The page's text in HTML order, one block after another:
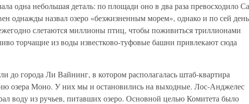
одна небольшая деталь: по площади оно в два раза превосходило
однажды назвал озеро «безжизненным морем», однако и по сей
слетаются миллионы птиц, чтобы поживиться триллионами
торчащие из воды известково-туфовые башни привлекают сюда
до города Ли Вайнинг, в котором располагалась штаб-квартира
озера Моно. У них мы и остановились на выходные. Лос-Анджелес
воду из ручьев, питавших озеро. Основной целью Комитета было